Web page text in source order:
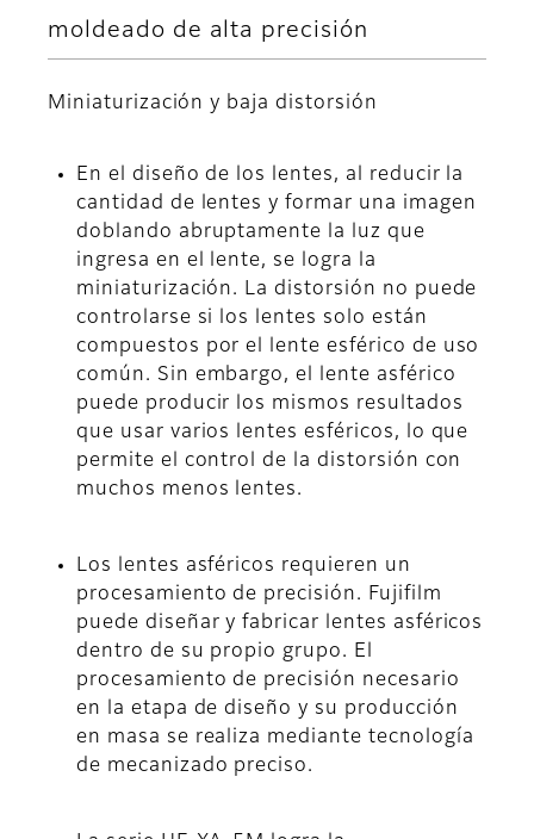
moldeado de alta precisión
Miniaturización y baja distorsión
En el diseño de los lentes, al reducir la
cantidad de lentes y formar una imagen
doblando abruptamente la luz que
ingresa en el lente, se logra la
miniaturización. La distorsión no puede
controlarse si los lentes solo están
compuestos por el lente esférico de uso
común. Sin embargo, el lente asférico
puede producir los mismos resultados
que usar varios lentes esféricos, lo que
permite el control de la distorsión con
muchos menos lentes.
Los lentes asféricos requieren un
procesamiento de precisión. Fujifilm
puede diseñar y fabricar lentes asféricos
dentro de su propio grupo. El
procesamiento de precisión necesario
en la etapa de diseño y su producción
en masa se realiza mediante tecnología
de mecanizado preciso.